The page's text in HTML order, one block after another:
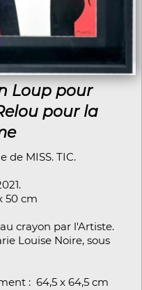
Loup pour
pour la
de MISS. TIC.
50 cm
crayon par l'Artiste.
Louise Noire, sous
: 64,5 x 64,5 cm